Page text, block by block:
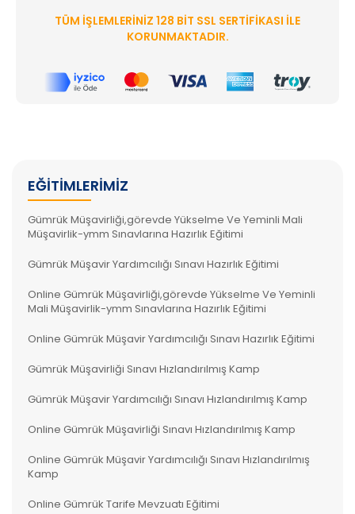
TÜM İŞLEMLERINIZ 128 BIT SSL SERTIFIKASI ILE
KORUNMAKTADIR.
EĞITIMLERIMIZ
Gümrük Müşavirliği,görevde Yükselme Ve Yeminli Mali
Müşavirlik-ymm Sınavlarına Hazırlık Eğitimi
Gümrük Müşavir Yardımcılığı Sınavı Hazırlık Eğitimi
Online Gümrük Müşavirliği,görevde Yükselme Ve Yeminli
Mali Müşavirlik-ymm Sınavlarına Hazırlık Eğitimi
Online Gümrük Müşavir Yardımcılığı Sınavı Hazırlık Eğitimi
Gümrük Müşavirliği Sınavı Hızlandırılmış Kamp
Gümrük Müşavir Yardımcılığı Sınavı Hızlandırılmış Kamp
Online Gümrük Müşavirliği Sınavı Hızlandırılmış Kamp
Online Gümrük Müşavir Yardımcılığı Sınavı Hızlandırılmış
Kamp
Online Gümrük Tarife Mevzuatı Eğitimi